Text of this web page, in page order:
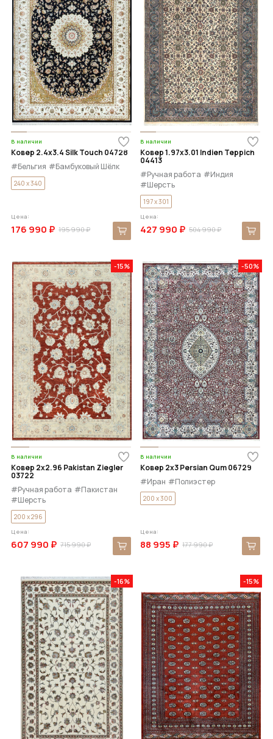
В наличии
Ковер 2.4x3.4 Silk Touch 04728
#Бельгия #Бамбуковый Шёлк
240 x 340
Цена:
195 990 ₽
176 990 ₽
В наличии
Ковер 1.97x3.01 Indien Teppich
04413
#Ручная работа #Индия
#Шерсть
197 x 301
Цена:
504 990 ₽
427 990 ₽
-15%
В наличии
Ковер 2x2.96 Pakistan Ziegler
03722
#Ручная работа #Пакистан
#Шерсть
200 x 296
Цена:
715 990 ₽
607 990 ₽
-50%
В наличии
Ковер 2x3 Persian Qum 06729
#Иран #Полиэстер
200 x 300
Цена:
177 990 ₽
88 995 ₽
-16% -15%